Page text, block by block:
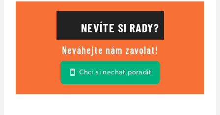
NEVÍTE SI RADY?
Neváhejte nám zavolat!
Chci si nechat poradit